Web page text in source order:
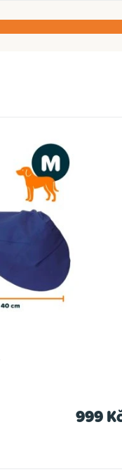
999